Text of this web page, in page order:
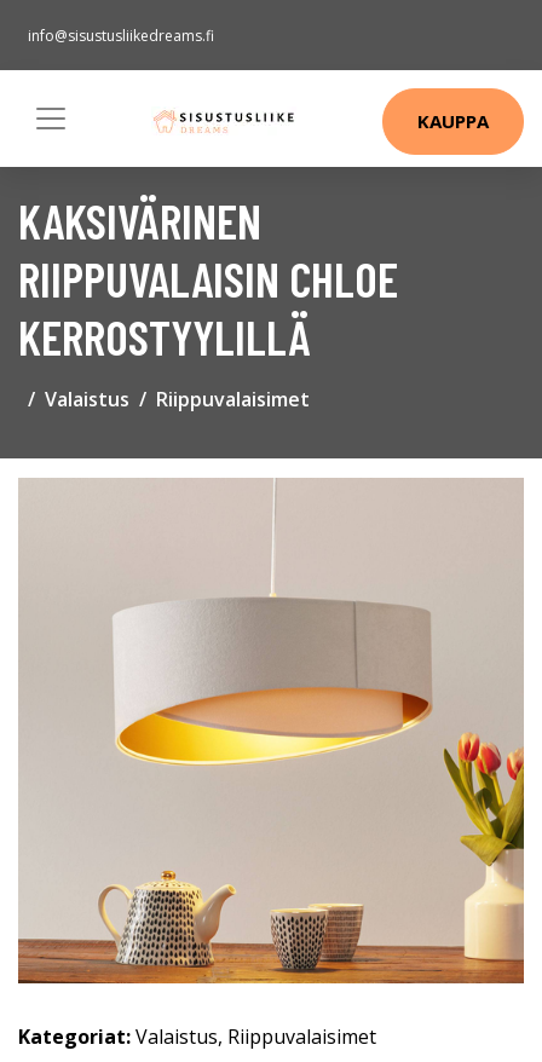
info@sisustusliikedreams.fi
KAUPPA
KAKSIVÄRINEN
RIIPPUVALAISIN CHLOE
KERROSTYYLILLÄ
Valaistus Riippuvalaisimet
Kategoriat:Valaistus, Riippuvalaisimet